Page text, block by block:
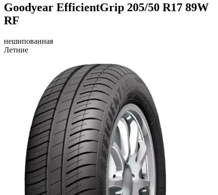
Goodyear EfficientGrip 205/50 R17 89W
RF
нешипованная
Летние